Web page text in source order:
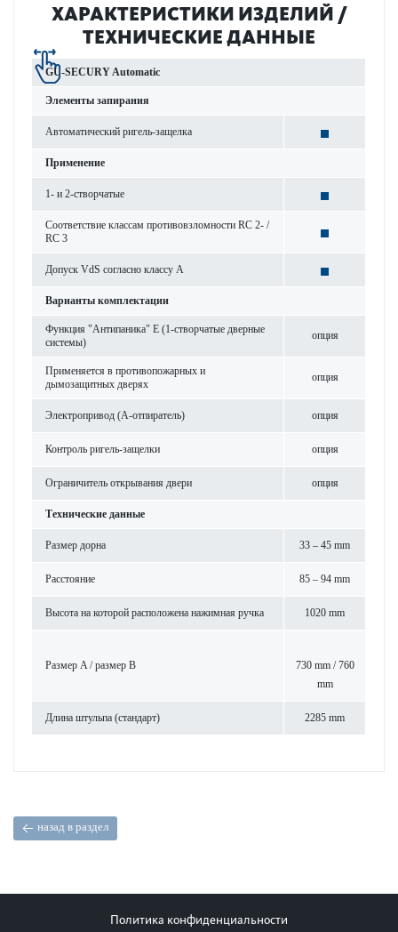
ХАРАКТЕРИСТИКИ ИЗДЕЛИЙ /
ТЕХНИЧЕСКИЕ ДАННЫЕ
GU-SECURY Automatic
Элементы запирания
Автоматический ригель-защелка
Применение
1- и 2-створчатые
Соответствие классам противовзломности RC 2- /
RC 3
Допуск VdS согласно классу А
Варианты комплектации
Функция "Антипаника" Е (1-створчатые дверные
системы)
опция
Применяется в противопожарных и
дымозащитных дверях
опция
Электропривод (A-отпиратель) опция
Контроль ригель-защелки опция
Ограничитель открывания двери опция
Технические данные
Размер дорна 33 – 45 mm
Расстояние 85 – 94 mm
Высота на которой расположена нажимная ручка 1020 mm
Размер A / размер B
730 mm / 760
mm
Длина штульпа (стандарт) 2285 mm
назад в раздел
Политика конфиденциальности